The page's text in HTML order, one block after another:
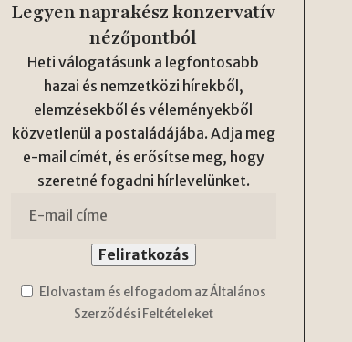
Legyen naprakész konzervatív
nézőpontból
Heti válogatásunk a legfontosabb
hazai és nemzetközi hírekből,
elemzésekből és véleményekből
közvetlenül a postaládájába. Adja meg
e-mail címét, és erősítse meg, hogy
szeretné fogadni hírlevelünket.
Elolvastam és elfogadom az Általános
Szerződési Feltételeket